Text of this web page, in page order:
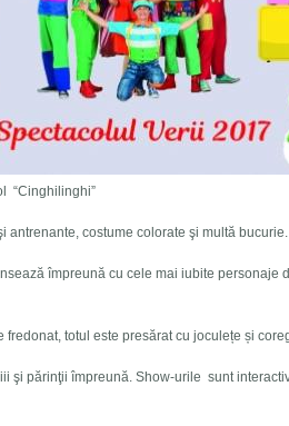
“Cinghilinghi”
costume colorate şi multă bucurie.
împreună cu cele mai iubite personaje
totul este presărat cu joculețe și
şi părinţii împreună. Show-urile sunt